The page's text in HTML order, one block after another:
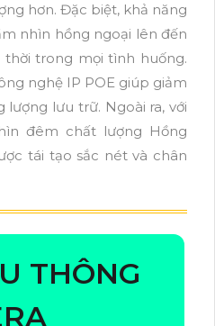
hơn. Đặc biệt, khả năng
nhìn hồng ngoại lên đến
trong mọi tình huống.
nghệ IP POE giúp giảm
lưu trữ. Ngoài ra, với
đêm chất lượng Hồng
tái tạo sắc nét và chân
THÔNG